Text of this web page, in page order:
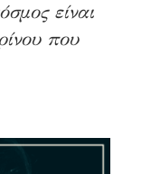
είναι
που